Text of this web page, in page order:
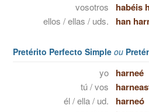
vosotros habéis
ellos / ellas / uds. han
Pretérito Perfecto Simple ou
yo harneé
tú / vos
él / ella / ud. harneó